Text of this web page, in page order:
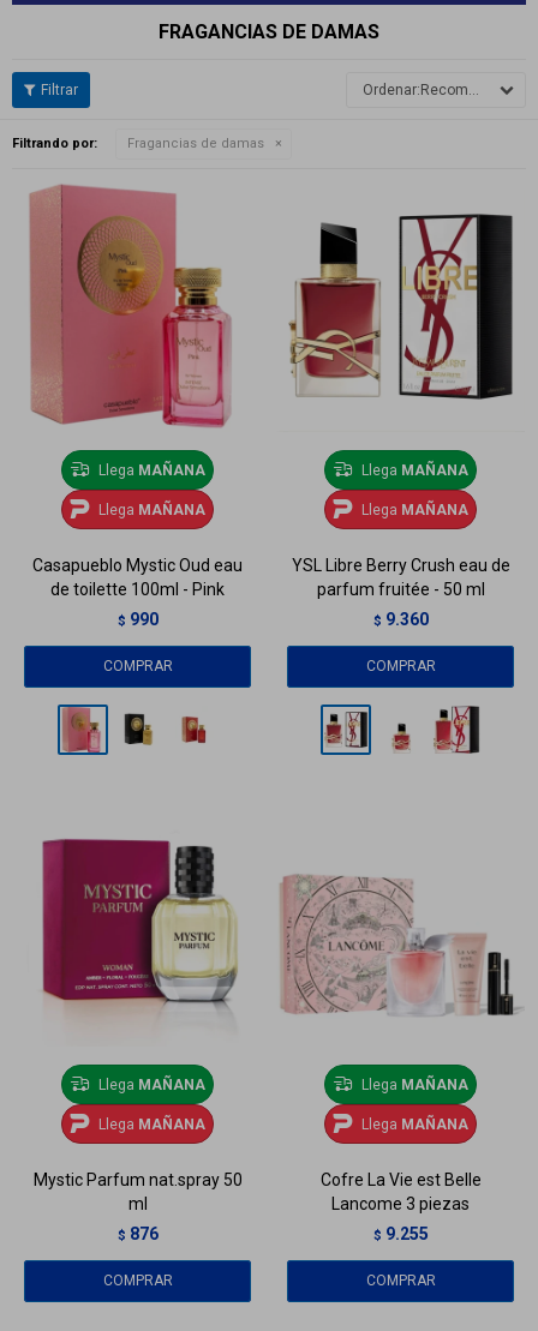
FRAGANCIAS DE DAMAS
Recomendados
Filtrando por: Fragancias de damas
Llega MAÑANA
Llega MAÑANA
Casapueblo Mystic Oud eau
de toilette 100ml - Pink
$ 990
Llega MAÑANA
Llega MAÑANA
YSL Libre Berry Crush eau de
parfum fruitée - 50 ml
$ 9.360
Llega MAÑANA
Llega MAÑANA
Mystic Parfum nat.spray 50
ml
$ 876
Llega MAÑANA
Llega MAÑANA
Cofre La Vie est Belle
Lancome 3 piezas
$ 9.255